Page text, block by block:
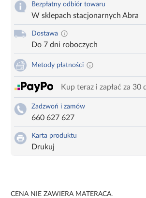
Bezpłatny odbiór towaru
W sklepach stacjonarnych Abra
Dostawa
Do 7 dni roboczych
Metody płatności
Kup teraz i zapłać za 30
Zadzwoń i zamów
660 627 627
Karta produktu
Drukuj
CENA NIE ZAWIERA MATERACA.